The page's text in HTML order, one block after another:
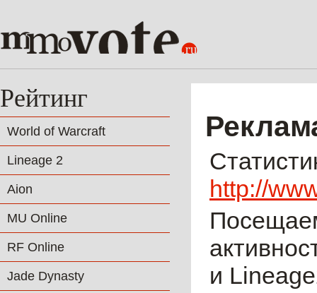
Рейтинг
World of Warcraft
Lineage 2
Aion
MU Online
RF Online
Jade Dynasty
http://
и